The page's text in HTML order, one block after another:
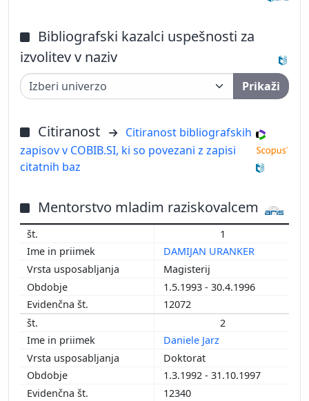
Bibliografski kazalci uspešnosti za
izvolitev v naziv
Prikaži
Citiranost
Citiranost bibliografskih
zapisov v COBIB.SI, ki so povezani z zapisi
citatnih baz
Mentorstvo mladim raziskovalcem
1
DAMIJAN URANKER
Magisterij
1.5.1993 - 30.4.1996
12072
2
Daniele Jarz
Doktorat
1.3.1992 - 31.10.1997
12340